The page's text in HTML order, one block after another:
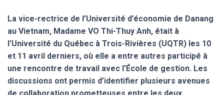
T
O
La vice-rectrice de l’Université d’économie de Danang
au Vietnam, Madame VO Thi-Thuy Anh, était à
l’Université du Québec à Trois-Rivières (UQTR) les 10
et 11 avril derniers, où elle a entre autres participé à
une rencontre de travail avec l’École de gestion. Les
discussions ont permis d’identifier plusieurs avenues